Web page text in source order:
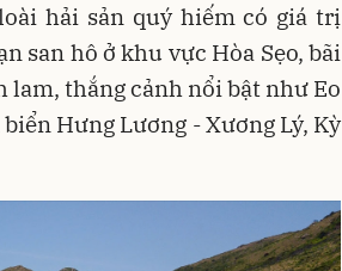
hải sản quý hiếm có giá trị
san hô ở khu vực Hòa Sẹo, bãi
lam, thắng cảnh nổi bật như Eo
Hưng Lương - Xương Lý, Kỳ